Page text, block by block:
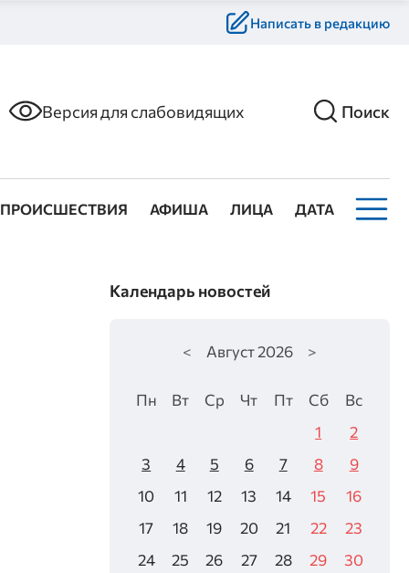
Написать в редакцию
Версия для слабовидящих Поиск
ПРОИСШЕСТВИЯ АФИША ЛИЦА ДАТА
Календарь новостей
< Август2026 >
Пн Вт Ср Чт Пт Сб
Вс
1
2
3
4 5 6 7 8
9
10
11 12 13 14 15
16
17
18 19 20 21 22
23
24
25 26 27 28 29
30